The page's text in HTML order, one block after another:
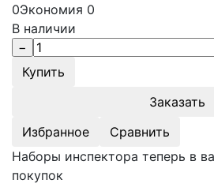
0Экономия 0
В наличии
Заказать
Избранное
Сравнить
Наборы инспектора теперь в
покупок